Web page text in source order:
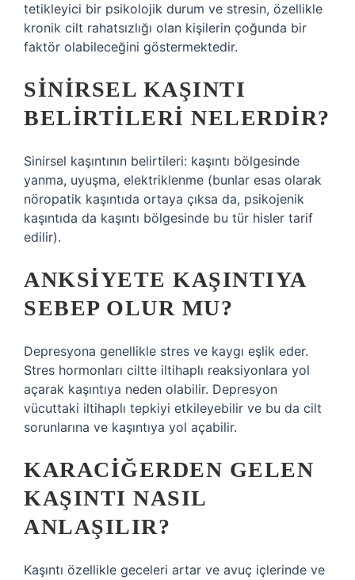
tetikleyici bir psikolojik durum ve stresin, özellikle
kronik cilt rahatsızlığı olan kişilerin çoğunda bir
faktör olabileceğini göstermektedir.
SINIRSEL KAŞINTI
BELIRTILERI NELERDIR?
Sinirsel kaşıntının belirtileri: kaşıntı bölgesinde
yanma, uyuşma, elektriklenme (bunlar esas olarak
nöropatik kaşıntıda ortaya çıksa da, psikojenik
kaşıntıda da kaşıntı bölgesinde bu tür hisler tarif
edilir).
ANKSIYETE KAŞINTIYA
SEBEP OLUR MU?
Depresyona genellikle stres ve kaygı eşlik eder.
Stres hormonları ciltte iltihaplı reaksiyonlara yol
açarak kaşıntıya neden olabilir. Depresyon
vücuttaki iltihaplı tepkiyi etkileyebilir ve bu da cilt
sorunlarına ve kaşıntıya yol açabilir.
KARACIĞERDEN GELEN
KAŞINTI NASIL
ANLAŞILIR?
Kaşıntı özellikle geceleri artar ve avuç içlerinde ve